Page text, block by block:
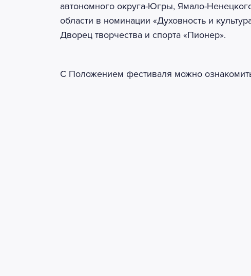
автономного округа-Югры, Ямало-
области в номинации «Духовность и
Дворец творчества и спорта «Пионер».
С Положением фестиваля можно